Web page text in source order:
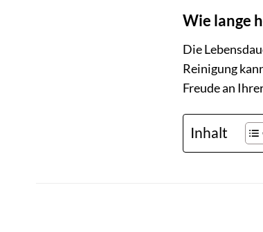
Wie lange
Die
Reinigung
Freude an
Inhalt